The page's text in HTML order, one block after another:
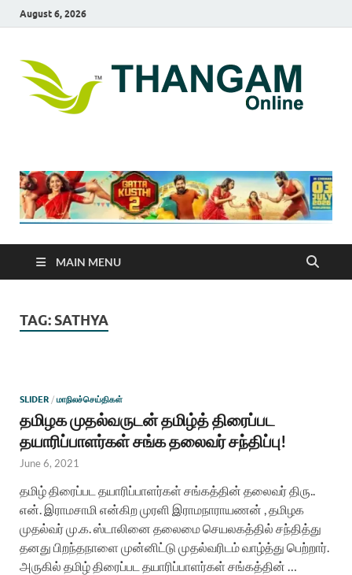
August 6, 2026
MAIN MENU
TAG: SATHYA
SLIDER / மாநிலச்செய்திகள்
தமிழக முதல்வருடன் தமிழ்த் திரைப்பட
தயாரிப்பாளர்கள் சங்க தலைவர் சந்திப்பு!
June 6, 2021
தமிழ் திரைப்பட தயாரிப்பாளர்கள் சங்கத்தின் தலைவர் திரு..
என். இராமசாமி என்கிற முரளி இராமநாராயணன் , தமிழக
முதல்வர் மு.க. ஸ்டாலினை தலைமை செயலகத்தில் சந்தித்து
தனது பிறந்தநாளை முன்னிட்டு முதல்வரிடம் வாழ்த்து பெற்றார்.
அருகில் தமிழ் திரைப்பட தயாரிப்பாளர்கள் சங்கத்தின் …